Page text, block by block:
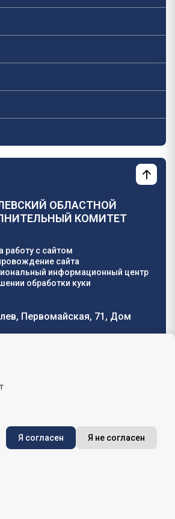
ОБЛАСТНОЙ
КОМИТЕТ
работу с сайтом
сайта
информационный центр
обработки куки
Первомайская, 71, Дом
сб-вс: выходной,
13:00 - 14:00
в Государственном регистре
ресурсов Республики Беларусь. №
Я согласен Я не согласен